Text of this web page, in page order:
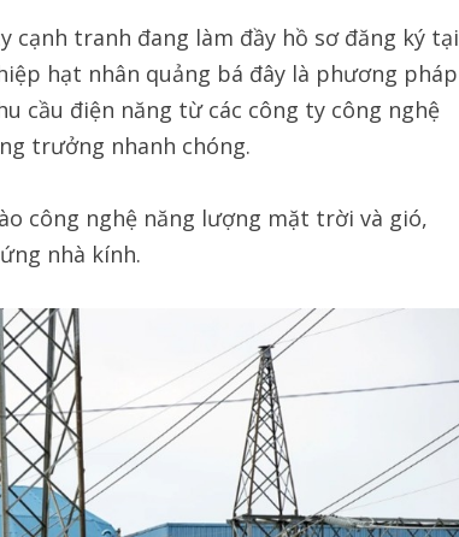
tranh đang làm đầy hồ sơ đăng ký tại
hạt nhân quảng bá đây là phương pháp
cầu điện năng từ các công ty công nghệ
trưởng nhanh chóng.
công nghệ năng lượng mặt trời và gió,
nhà kính.